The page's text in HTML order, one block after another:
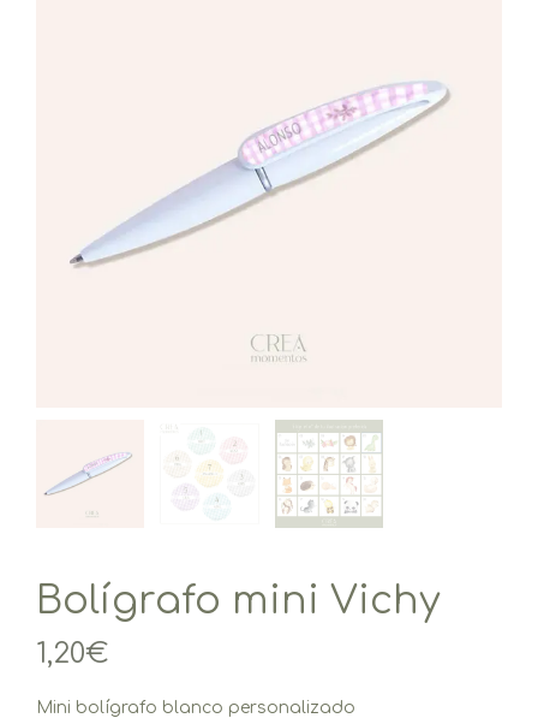
Bolígrafo mini Vichy
1,20€
Mini bolígrafo blanco personalizado